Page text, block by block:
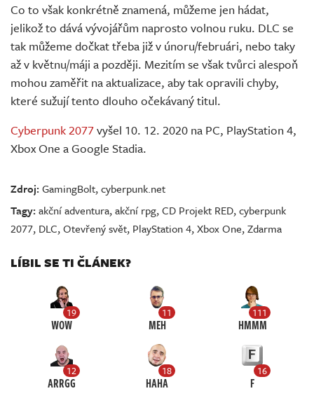
Co to však konkrétně znamená, můžeme jen hádat,
jelikož to dává vývojářům naprosto volnou ruku. DLC se
tak můžeme dočkat třeba již v únoru/februári, nebo taky
až v květnu/máji a později. Mezitím se však tvůrci alespoň
mohou zaměřit na aktualizace, aby tak opravili chyby,
které sužují tento dlouho očekávaný titul.
Cyberpunk 2077vyšel 10. 12. 2020 na PC, PlayStation 4,
Xbox One a Google Stadia.
Zdroj:GamingBolt,cyberpunk.net
Tagy:akční adventura,akční rpg,CD Projekt RED,cyberpunk
2077, DLC,Otevřený svět, PlayStation 4,Xbox One,Zdarma
LÍBIL SE TI ČLÁNEK?
19
WOW
11
MEH
111
HMMM
12
ARRGG
18
HAHA
16
F